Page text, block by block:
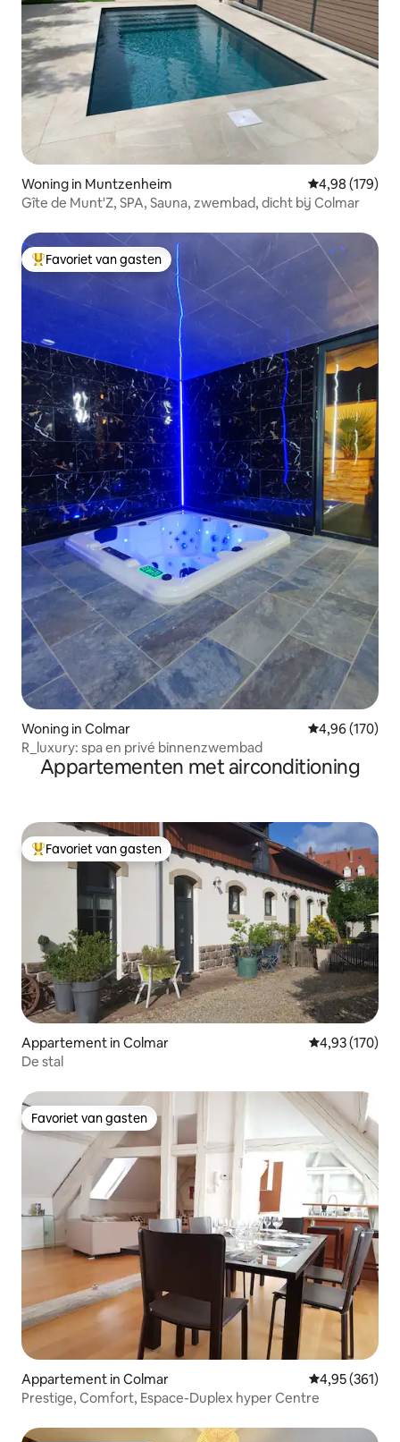
Woning in Muntzenheim Gemiddelde
4,98 (179)
Gîte de Munt'Z, SPA, Sauna, zwembad, dicht bij Colmar
Topfavoriet van gasten
Favoriet van gasten
Woning in Colmar Gemiddelde
4,96 (170)
R_luxury: spa en privé binnenzwembad
Appartementen met airconditioning
Topfavoriet van gasten
Favoriet van gasten
Appartement in Colmar Gemiddelde
4,93 (170)
De stal
Favoriet van gasten
Favoriet van gasten
Appartement in Colmar Gemiddelde
4,95 (361)
Prestige, Comfort, Espace-Duplex hyper Centre